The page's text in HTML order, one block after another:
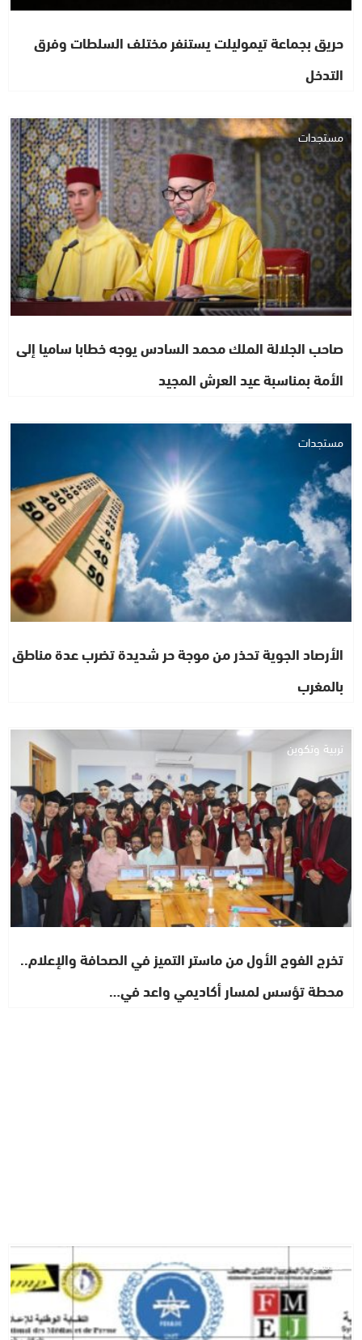
حريق بجماعة تيموليلت يستنفر مختلف السلطات وفرق
التدخل
مستجدات
صاحب الجلالة الملك محمد السادس يوجه خطابا ساميا إلى
الأمة بمناسبة عيد العرش المجيد
مستجدات
الأرصاد الجوية تحذر من موجة حر شديدة تضرب عدة مناطق
بالمغرب
تربية وتكوين
تخرج الفوج الأول من ماستر التميز في الصحافة والإعلام..
محطة تؤسس لمسار أكاديمي واعد في…
مجتمع